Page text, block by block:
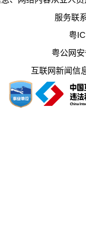
服务联
粤
粤公网
互联网新闻信